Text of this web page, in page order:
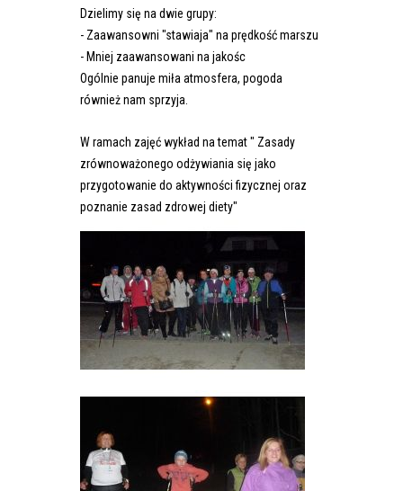
Dzielimy się na dwie grupy:
- Zaawansowni "stawiaja" na prędkość marszu
- Mniej zaawansowani na jakośc
Ogólnie panuje miła atmosfera, pogoda
również nam sprzyja.
W ramach zajęć wykład na temat " Zasady
zrównoważonego odżywiania się jako
przygotowanie do aktywności fizycznej oraz
poznanie zasad zdrowej diety"